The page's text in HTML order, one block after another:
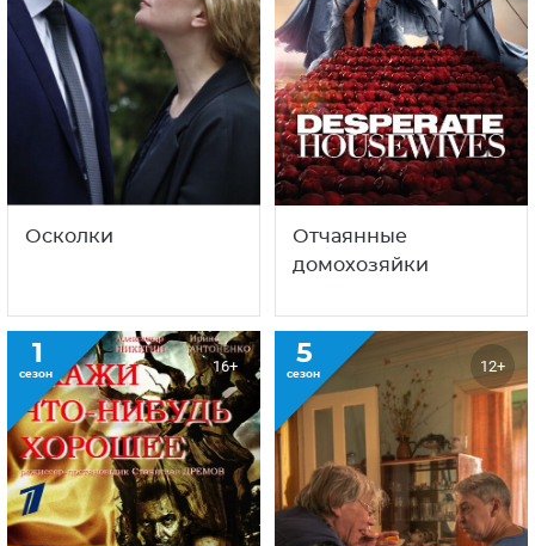
Осколки
Отчаянные
домохозяйки
1
сезон 16+ 5
сезон 12+